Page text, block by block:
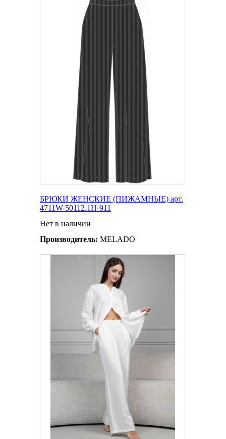
БРЮКИ ЖЕНСКИЕ (ПИЖАМНЫЕ) арт.
4711W-50112.1H-911
Нет в наличии
Производитель: MELADO